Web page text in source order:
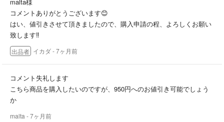
コメントありがとうございます😊
はい、値引きさせて頂きましたので、購入申請の程、よろしくお願い
致します‼️
出品者 イカダ- 7ヶ月前
コメント失礼します
こちら商品を購入したいのですが、950円へのお値引き可能でしょう
か
malta - 7ヶ月前